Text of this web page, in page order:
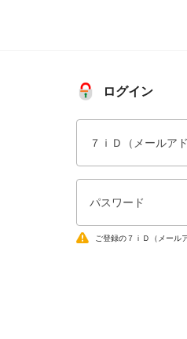
ログイン
７ｉＤ（メールア
パスワード
ご登録の７ｉＤ（メール